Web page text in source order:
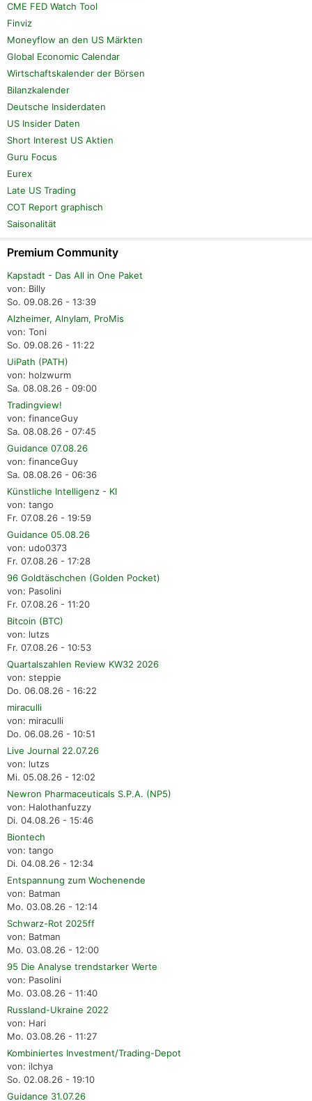
CME FED Watch Tool
Finviz
Moneyflow an den US Märkten
Global Economic Calendar
Wirtschaftskalender der Börsen
Bilanzkalender
Deutsche Insiderdaten
US Insider Daten
Short Interest US Aktien
Guru Focus
Eurex
Late US Trading
COT Report graphisch
Saisonalität
Premium Community
Kapstadt - Das All in One Paket
von: Billy
So. 09.08.26 - 13:39
Alzheimer, Alnylam, ProMis
von: Toni
So. 09.08.26 - 11:22
UiPath (PATH)
von: holzwurm
Sa. 08.08.26 - 09:00
Tradingview!
von: financeGuy
Sa. 08.08.26 - 07:45
Guidance 07.08.26
von: financeGuy
Sa. 08.08.26 - 06:36
Künstliche Intelligenz - KI
von: tango
Fr. 07.08.26 - 19:59
Guidance 05.08.26
von: udo0373
Fr. 07.08.26 - 17:28
96 Goldtäschchen (Golden Pocket)
von: Pasolini
Fr. 07.08.26 - 11:20
Bitcoin (BTC)
von: lutzs
Fr. 07.08.26 - 10:53
Quartalszahlen Review KW32 2026
von: steppie
Do. 06.08.26 - 16:22
miraculli
von: miraculli
Do. 06.08.26 - 10:51
Live Journal 22.07.26
von: lutzs
Mi. 05.08.26 - 12:02
Newron Pharmaceuticals S.P.A. (NP5)
von: Halothanfuzzy
Di. 04.08.26 - 15:46
Biontech
von: tango
Di. 04.08.26 - 12:34
Entspannung zum Wochenende
von: Batman
Mo. 03.08.26 - 12:14
Schwarz-Rot 2025ff
von: Batman
Mo. 03.08.26 - 12:00
95 Die Analyse trendstarker Werte
von: Pasolini
Mo. 03.08.26 - 11:40
Russland-Ukraine 2022
von: Hari
Mo. 03.08.26 - 11:27
Kombiniertes Investment/Trading-Depot
von: ilchya
So. 02.08.26 - 19:10
Guidance 31.07.26